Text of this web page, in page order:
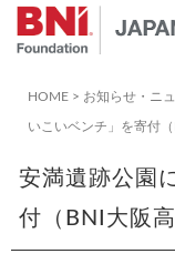
ン
ッ
HOME > お知らせ・ニ
いこいベンチ」を寄付
安満遺跡公園
付（BNI大阪